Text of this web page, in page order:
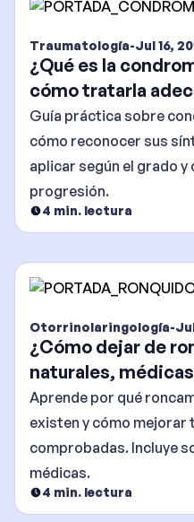
Traumatología-Jul 16,
¿Qué es la
cómo tratarla
Guía práctica sobre
cómo reconocer sus
aplicar según el grado y
progresión.
4 min. lectura
Otorrinolaringología-
¿Cómo dejar de
naturales,
efectivas
Aprende por qué
existen y cómo mejorar
comprobadas. Incluye
médicas.
4 min. lectura